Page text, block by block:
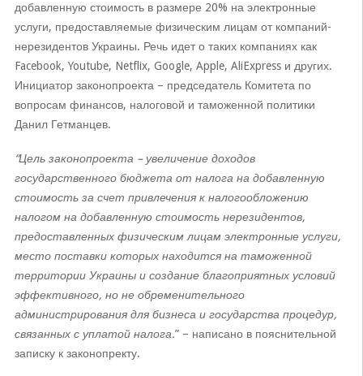
добавленную стоимость в размере 20% на электронные
услуги, предоставляемые физическим лицам от компаний-
нерезидентов Украины. Речь идет о таких компаниях как
Facebook, Youtube, Netflix, Google, Apple, AliExpress и других.
Инициатор законопроекта – председатель Комитета по
вопросам финансов, налоговой и таможенной политики
Данил Гетманцев.
“Цель законопроекта – увеличение доходов
государственного бюджета от налога на добавленную
стоимость за счет привлечения к налогообложению
налогом на добавленную стоимость нерезидентов,
предоставленных физическим лицам электронные услуги,
место поставки которых находится на таможенной
территории Украины и создание благоприятных условий
эффективного, но не обременительного
администрирования для бизнеса и государства процедур,
связанных с уплатой налога.” – написано в пояснительной
записку к законопректу.